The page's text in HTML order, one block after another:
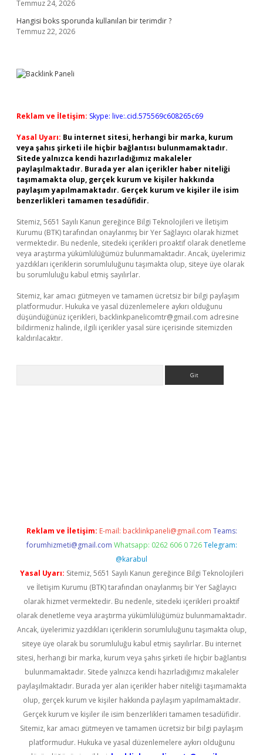
Temmuz 24, 2026
Hangisi boks sporunda kullanılan bir terimdir ?
Temmuz 22, 2026
Reklam ve İletişim: Skype: live:.cid.575569c608265c69
Yasal Uyarı: Bu internet sitesi, herhangi bir marka, kurum
veya şahıs şirketi ile hiçbir bağlantısı bulunmamaktadır.
Sitede yalnızca kendi hazırladığımız makaleler
paylaşılmaktadır. Burada yer alan içerikler haber niteliği
taşımamakta olup, gerçek kurum ve kişiler hakkında
paylaşım yapılmamaktadır. Gerçek kurum ve kişiler ile isim
benzerlikleri tamamen tesadüfidir.
Sitemiz, 5651 Sayılı Kanun gereğince Bilgi Teknolojileri ve İletişim
Kurumu (BTK) tarafından onaylanmış bir Yer Sağlayıcı olarak hizmet
vermektedir. Bu nedenle, sitedeki içerikleri proaktif olarak denetleme
veya araştırma yükümlülüğümüz bulunmamaktadır. Ancak, üyelerimiz
yazdıkları içeriklerin sorumluluğunu taşımakta olup, siteye üye olarak
bu sorumluluğu kabul etmiş sayılırlar.
Sitemiz, kar amacı gütmeyen ve tamamen ücretsiz bir bilgi paylaşım
platformudur. Hukuka ve yasal düzenlemelere aykırı olduğunu
düşündüğünüz içerikleri, backlinkpanelicomtr@gmail.com adresine
bildirmeniz halinde, ilgili içerikler yasal süre içerisinde sitemizden
kaldırılacaktır.
Reklam ve İletişim: E-mail: backlinkpaneli@gmail.com Teams:
forumhizmeti@gmail.com Whatsapp: 0262 606 0 726 Telegram:
@karabul
Yasal Uyarı: Sitemiz, 5651 Sayılı Kanun gereğince Bilgi Teknolojileri
ve İletişim Kurumu (BTK) tarafından onaylanmış bir Yer Sağlayıcı
olarak hizmet vermektedir. Bu nedenle, sitedeki içerikleri proaktif
olarak denetleme veya araştırma yükümlülüğümüz bulunmamaktadır.
Ancak, üyelerimiz yazdıkları içeriklerin sorumluluğunu taşımakta olup,
siteye üye olarak bu sorumluluğu kabul etmiş sayılırlar. Bu internet
sitesi, herhangi bir marka, kurum veya şahıs şirketi ile hiçbir bağlantısı
bulunmamaktadır. Sitede yalnızca kendi hazırladığımız makaleler
paylaşılmaktadır. Burada yer alan içerikler haber niteliği taşımamakta
olup, gerçek kurum ve kişiler hakkında paylaşım yapılmamaktadır.
Gerçek kurum ve kişiler ile isim benzerlikleri tamamen tesadüfidir.
Sitemiz, kar amacı gütmeyen ve tamamen ücretsiz bir bilgi paylaşım
platformudur. Hukuka ve yasal düzenlemelere aykırı olduğunu